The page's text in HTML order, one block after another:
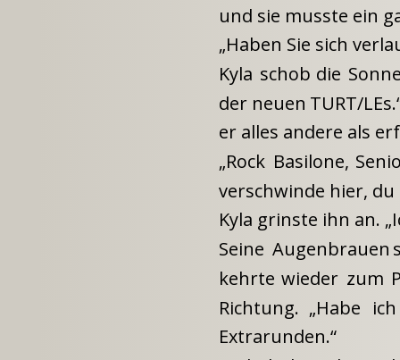
und sie musste ein
„Haben Sie sich
Kyla schob die
der neuen TURT/
er alles andere als
„Rock Basilone,
verschwinde hier, du
Kyla grinste ihn an.
Seine Augenbrauen
kehrte wieder zum
Richtung. „Habe ich
Extrarunden.“